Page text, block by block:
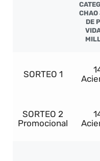
CHAO
DE
SORTEO 1
SORTEO 2
Promocional